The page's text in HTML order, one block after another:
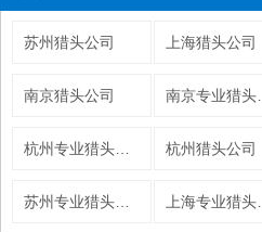
苏州猎头公司 上海猎头公司
南京猎头公司
杭州猎头公司